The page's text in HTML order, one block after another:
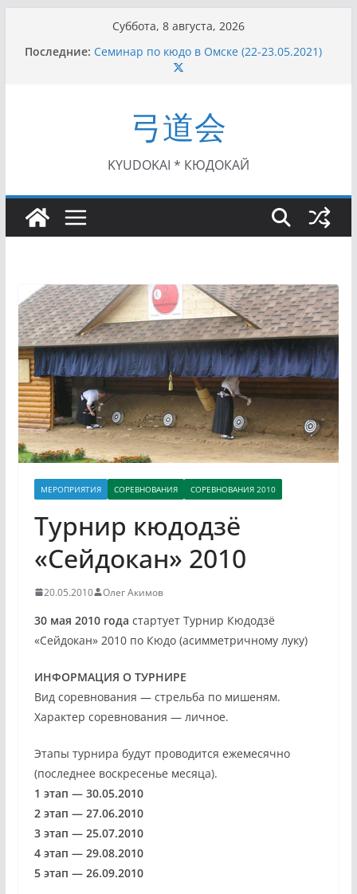
содержимому
Суббота, 8 августа, 2026
Последние: Семинар по кюдо в Омске (22-23.05.2021)
Чемпионат Росcии, Дёмино (2-5.09.2021)
II Кубок Посла Японии в России по Кюдо,
Орёл (25.07.2021)
I этап Кубка Московской области по Кюдо /
Сейдокан II (27.06.2021)
弓道会
KYUDOKAI * КЮДОКАЙ
МЕРОПРИЯТИЯ СОРЕВНОВАНИЯ СОРЕВНОВАНИЯ 2010
Турнир кюдодзё
«Сейдокан» 2010
20.05.2010 Олег Акимов
30 мая 2010 года стартует Турнир Кюдодзё
«Сейдокан» 2010 по Кюдо (асимметричному луку)
ИНФОРМАЦИЯ О ТУРНИРЕ
Вид соревнования — стрельба по мишеням.
Характер соревнования — личное.
Этапы турнира будут проводится ежемесячно
(последнее воскресенье месяца).
1 этап — 30.05.2010
2 этап — 27.06.2010
3 этап — 25.07.2010
4 этап — 29.08.2010
5 этап — 26.09.2010